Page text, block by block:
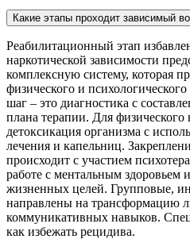
Какие этапы проходит зависимый
Реабилитационный этап
наркотической зависимости
комплексную систему, которая
физического и
шаг – это диагностика с
плана терапии. Для физического
детоксикация организма с
лечения и капельниц.
происходит с участием
работе с ментальным
жизненных целей. Групповые,
направлены на трансформацию
коммуникативных навыков.
как избежать рецидива.